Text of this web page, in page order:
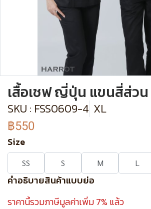
เสื้อเชฟ ญี่ปุ่น แขนสี่ส่ว
SKU : FSS0609-4 XL
฿550
Size
SS S M L
คำอธิบายสินค้าแบบย่อ
ราคานี้รวมภาษีมูลค่าเพิ่ม 7% แล้ว